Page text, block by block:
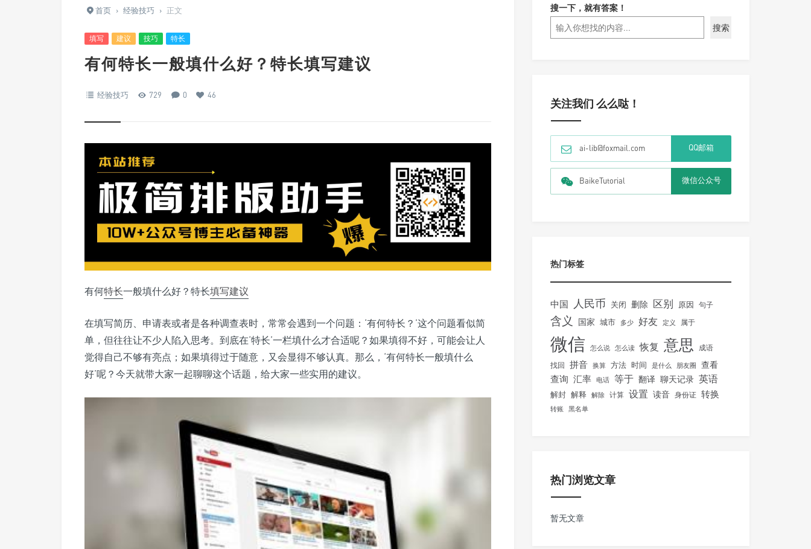
首页 › 经验技巧 › 正文
填写 建议 技巧 特长
有何特长一般填什么好？特长填写建议
经验技巧 729 0 46
有何特长一般填什么好？特长填写建议
在填写简历、申请表或者是各种调查表时，常常会遇到一个问题：‘有何特长？’这个问题看似简
单，但往往让不少人陷入思考。到底在‘特长’一栏填什么才合适呢？如果填得不好，可能会让人
觉得自己不够有亮点；如果填得过于随意，又会显得不够认真。那么，‘有何特长一般填什么
好’呢？今天就带大家一起聊聊这个话题，给大家一些实用的建议。
搜一下，就有答案！
搜索
关注我们 么么哒！
ai-lib@foxmail.com QQ邮箱
BaikeTutorial 微信公众号
热门标签
中国 人民币 关闭 删除 区别 原因 句子
含义 国家 城市 多少 好友 定义 属于
微信 怎么说 怎么读 恢复 意思 成语
找回 拼音 换算 方法 时间 是什么 朋友圈 查看
查询 汇率 电话 等于 翻译 聊天记录 英语
解封 解释 解除 计算 设置 读音 身份证 转换
转账 黑名单
热门浏览文章
暂无文章